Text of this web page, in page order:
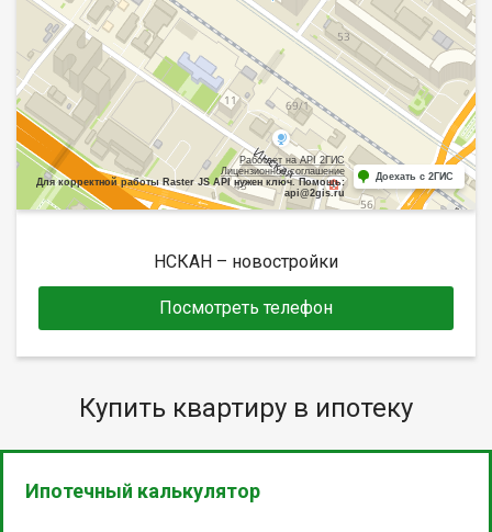
Работает на API 2ГИС
Лицензионное соглашение
Для корректной работы Raster JS API нужен ключ. Помощь:
api@2gis.ru
Доехать с 2ГИС
НСКАН – новостройки
Посмотреть телефон
Купить квартиру в ипотеку
Ипотечный калькулятор